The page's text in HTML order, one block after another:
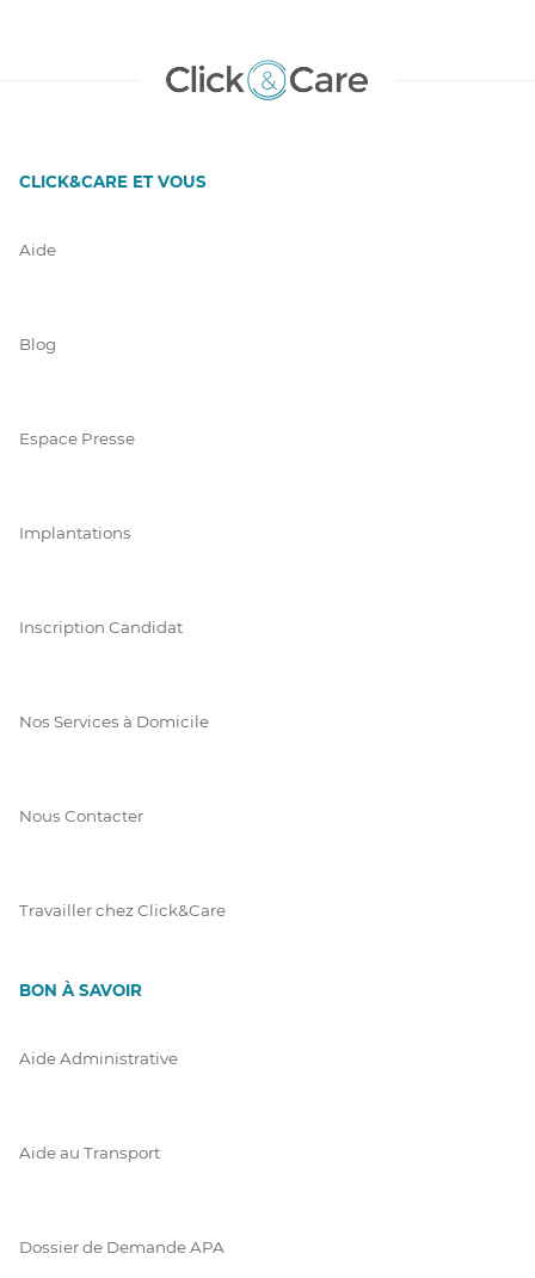
CLICK&CARE ET VOUS
Aide
Blog
Espace Presse
Implantations
Inscription Candidat
Nos Services à Domicile
Nous Contacter
Travailler chez Click&Care
BON À SAVOIR
Aide Administrative
Aide au Transport
Dossier de Demande APA